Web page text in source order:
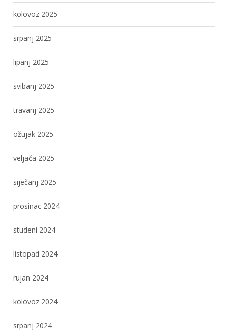
kolovoz 2025
srpanj 2025
lipanj 2025
svibanj 2025
travanj 2025
ožujak 2025
veljača 2025
siječanj 2025
prosinac 2024
studeni 2024
listopad 2024
rujan 2024
kolovoz 2024
srpanj 2024